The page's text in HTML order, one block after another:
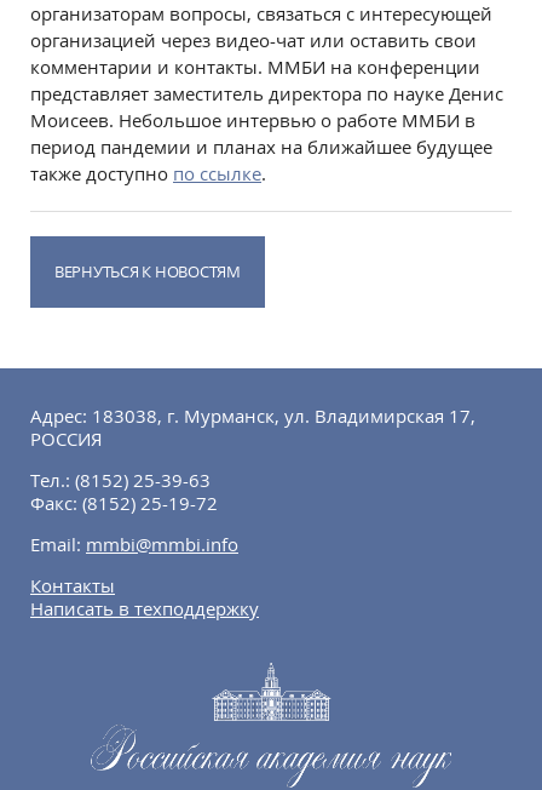
организаторам вопросы, связаться с интересующей
организацией через видео-чат или оставить свои
комментарии и контакты. ММБИ на конференции
представляет заместитель директора по науке Денис
Моисеев. Небольшое интервью о работе ММБИ в
период пандемии и планах на ближайшее будущее
также доступно по ссылке.
ВЕРНУТЬСЯ К НОВОСТЯМ
Адрес: 183038, г. Мурманск, ул. Владимирская 17,
РОССИЯ
Тел.: (8152) 25-39-63
Факс: (8152) 25-19-72
Email: mmbi@mmbi.info
Контакты
Написать в техподдержку